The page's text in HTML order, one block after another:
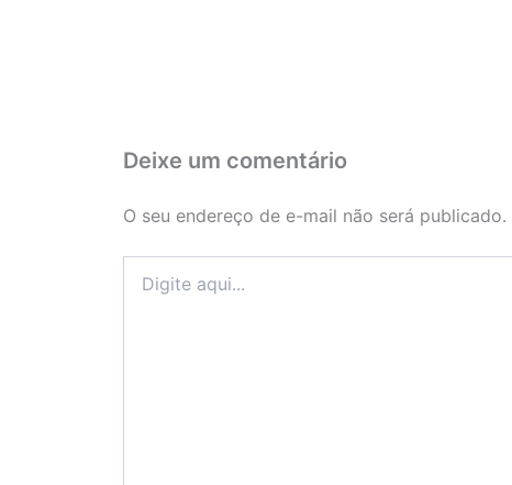
Deixe um comentário
O seu endereço de e-mail não será publicado.
aqui...